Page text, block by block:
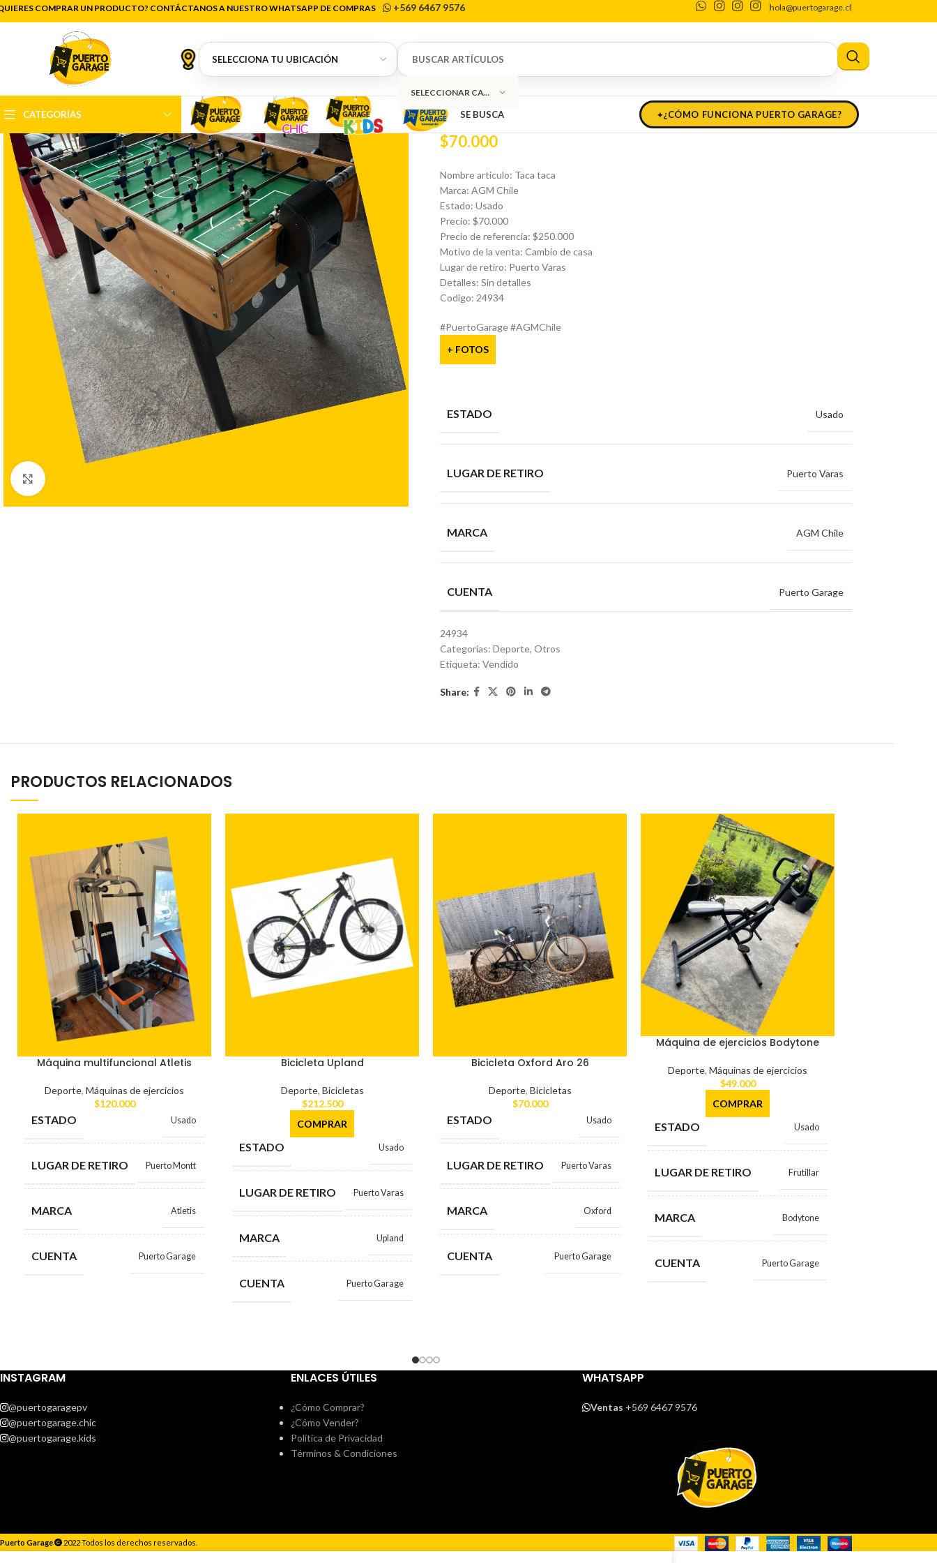
COMPRAR UN PRODUCTO? CONTÁCTANOS A NUESTRO WHATSAPP DE COMPRAS +569 6467 9576 hola@puertogarage.cl
SELECCIONAR CATEGORÍA
CATEGORÍAS SE BUSCA ¿CÓMO FUNCIONA PUERTO GARAGE?
Inicio Deporte Otros Taca taca AGM Chile
0
Taca taca AGM Chile
$70.000
Nombre articulo: Taca taca
Marca: AGM Chile
Estado: Usado
Precio: $70.000
Precio de referencia: $250.000
Motivo de la venta: Cambio de casa
Lugar de retiro: Puerto Varas
Detalles: Sin detalles
Codigo: 24934
#PuertoGarage #AGMChile
+ FOTOS
ESTADO Usado
LUGAR DE RETIRO Puerto Varas
MARCA AGM Chile
CUENTA Puerto Garage
24934
Categorías: Deporte, Otros
Etiqueta: Vendido
Share:
PRODUCTOS RELACIONADOS
Máquina multifuncional Atletis
Deporte, Máquinas de ejercicios
$120.000
ESTADO Usado
LUGAR DE RETIRO Puerto Montt
MARCA Atletis
CUENTA Puerto Garage
Bicicleta Upland
Deporte, Bicicletas
$212.500
COMPRAR
ESTADO Usado
LUGAR DE RETIRO Puerto Varas
MARCA Upland
CUENTA Puerto Garage
Bicicleta Oxford Aro 26
Deporte, Bicicletas
$70.000
ESTADO Usado
LUGAR DE RETIRO Puerto Varas
MARCA Oxford
CUENTA Puerto Garage
Máquina de ejercicios Bodytone
Deporte, Máquinas de ejercicios
$49.000
COMPRAR
ESTADO Usado
LUGAR DE RETIRO Frutillar
MARCA Bodytone
CUENTA Puerto Garage
INSTAGRAM
@puertogaragepv
@puertogarage.chic
@puertogarage.kids
ENLACES ÚTILES
¿Cómo Comprar?
¿Cómo Vender?
Política de Privacidad
Términos & Condiciones
WHATSAPP
Ventas +569 6467 9576
Puerto Garage 2022 Todos los derechos reservados.